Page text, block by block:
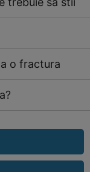
o fractura